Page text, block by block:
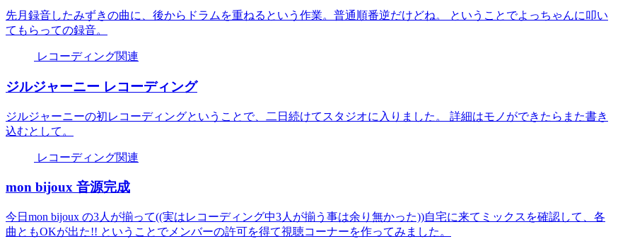
先月録音したみずきの曲に、後からドラムを重ねるという作業。普通順番逆だけどね。 ということでよっちゃんに叩い
てもらっての録音。
レコーディング関連
ジルジャーニー レコーディング
ジルジャーニーの初レコーディングということで、二日続けてスタジオに入りました。 詳細はモノができたらまた書き
込むとして。
レコーディング関連
mon bijoux 音源完成
今日mon bijoux の3人が揃って((実はレコーディング中3人が揃う事は余り無かった))自宅に来てミックスを確認して、各
曲ともOKが出た!! ということでメンバーの許可を得て視聴コーナーを作ってみました。